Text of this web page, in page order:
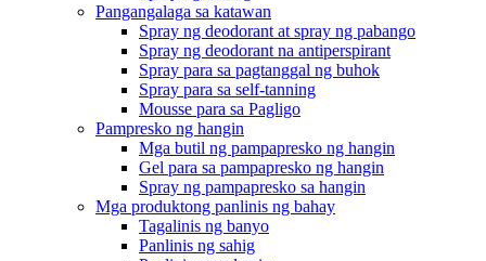
Pangangalaga sa katawan
Spray ng deodorant at spray ng pabango
Spray ng deodorant na antiperspirant
Spray para sa pagtanggal ng buhok
Spray para sa self-tanning
Mousse para sa Pagligo
Pampresko ng hangin
Mga butil ng pampapresko ng hangin
Gel para sa pampapresko ng hangin
Spray ng pampapresko sa hangin
Mga produktong panlinis ng bahay
Tagalinis ng banyo
Panlinis ng sahig